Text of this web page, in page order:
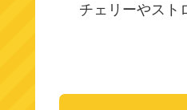
チェリーやスト